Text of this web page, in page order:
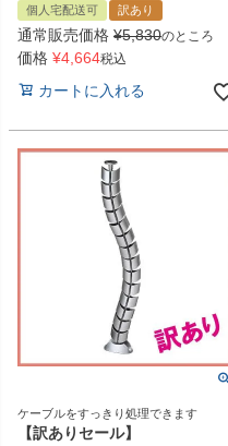
個人宅配送可 訳あり
通常販売価格 ¥5,830のところ
価格 ¥4,664税込
カートに入れる
ケーブルをすっきり処理できます
【訳ありセール】